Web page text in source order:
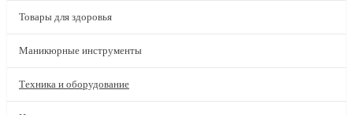
Товары для здоровья
Маникюрные инструменты
Техника и оборудование